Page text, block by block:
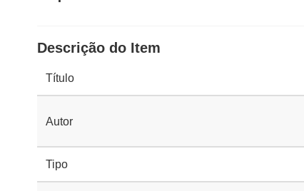
Descrição do Item
Título
Autor
Tipo